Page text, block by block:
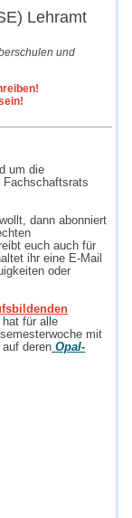
Lehramt
und
um die
dann abonniert
euch auch für
ihr eine E-Mail
oder
hat für alle
mit
deren Opal-